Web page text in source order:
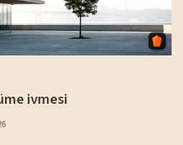
ivmesi